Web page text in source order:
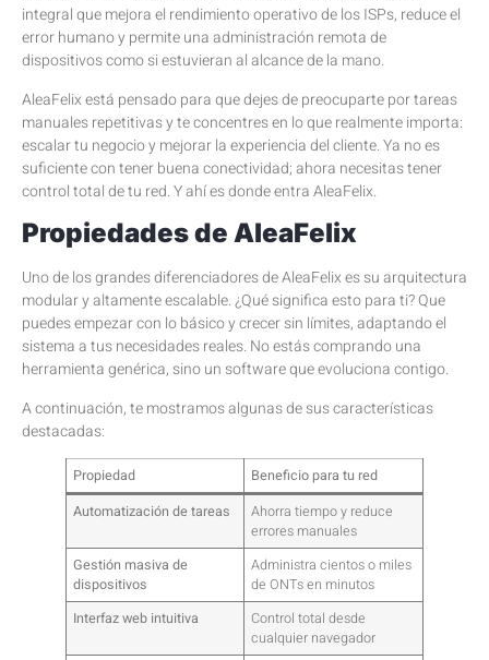
integral que mejora el rendimiento operativo de los ISPs, reduce el
error humano y permite una administración remota de
dispositivos como si estuvieran al alcance de la mano.
AleaFelix está pensado para que dejes de preocuparte por tareas
manuales repetitivas y te concentres en lo que realmente importa:
escalar tu negocio y mejorar la experiencia del cliente. Ya no es
suficiente con tener buena conectividad; ahora necesitas tener
control total de tu red. Y ahí es donde entra AleaFelix.
Propiedades de AleaFelix
Uno de los grandes diferenciadores de AleaFelix es su arquitectura
modular y altamente escalable. ¿Qué significa esto para ti? Que
puedes empezar con lo básico y crecer sin límites, adaptando el
sistema a tus necesidades reales. No estás comprando una
herramienta genérica, sino un software que evoluciona contigo.
A continuación, te mostramos algunas de sus características
destacadas:
Propiedad
Beneficio para tu red
Automatización de tareas
Ahorra tiempo y reduce
errores manuales
Gestión masiva de
dispositivos
Administra cientos o miles
de ONTs en minutos
Interfaz web intuitiva
Control total desde
cualquier navegador